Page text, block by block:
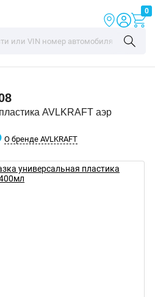
0
AVLKRAFT аэр
О бренде AVLKRAFT